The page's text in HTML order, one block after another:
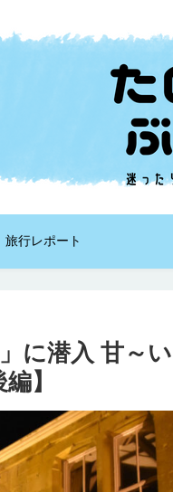
旅行レポート
に潜入 甘～
】